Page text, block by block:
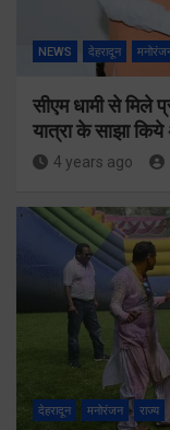
NEWS देहरादून
सीएम धामी से मिले
यात्रा के साझा
4 years ago
देहरादून मनोरंजन राज्य